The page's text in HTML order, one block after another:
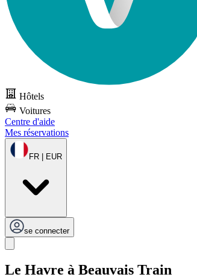
Hôtels
Voitures
Centre d'aide
Mes réservations
FR | EUR
se connecter
Le Havre à Beauvais Train